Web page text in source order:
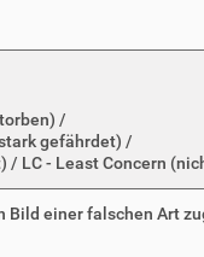
/
gefährdet) /
LC - Least Concern
einer falschen Art